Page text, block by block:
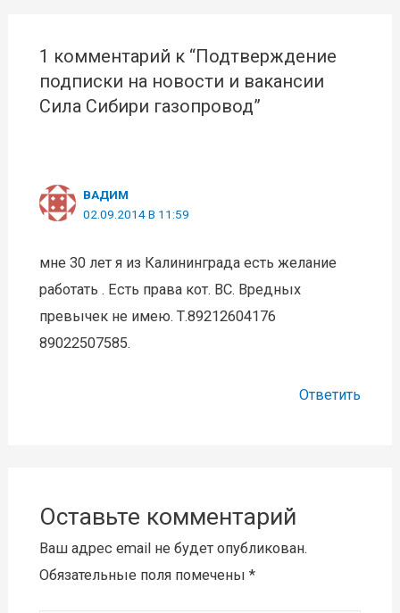
1 комментарий к “Подтверждение
подписки на новости и вакансии
Сила Сибири газопровод”
ВАДИМ
02.09.2014 В 11:59
мне 30 лет я из Калининграда есть желание
работать . Есть права кот. ВС. Вредных
превычек не имею. Т.89212604176
89022507585.
Ответить
Оставьте комментарий
Ваш адрес email не будет опубликован.
Обязательные поля помечены *